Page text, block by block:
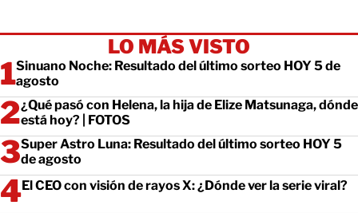
LO MÁS VISTO
Sinuano Noche: Resultado del último sorteo HOY 5 de
agosto
¿Qué pasó con Helena, la hija de Elize Matsunaga, dónde
está hoy? | FOTOS
Super Astro Luna: Resultado del último sorteo HOY 5
de agosto
El CEO con visión de rayos X: ¿Dónde ver la serie viral?